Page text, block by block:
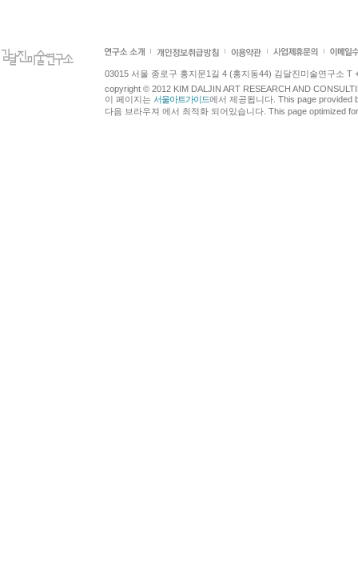
03015 서울 종로구 홍지문1길 4 (홍지동44) 김달진미술연구소 T
copyright © 2012 KIM DALJIN ART RESEARCH AND
이 페이지는 서울아트가이드에서 제공됩니다. This page provided
다음 브라우져 에서 최적화 되어있습니다. This page optimized